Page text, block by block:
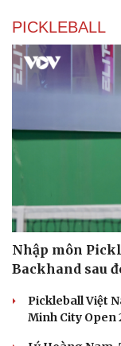
PICKLEBALL
Nhập môn
Backhand sau
Pickleball Việt
Minh City Open